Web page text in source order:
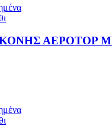
ΑΕΡΟΤΟΡ